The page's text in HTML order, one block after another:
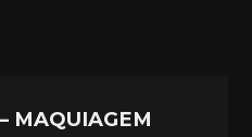
MAQUIAGEM